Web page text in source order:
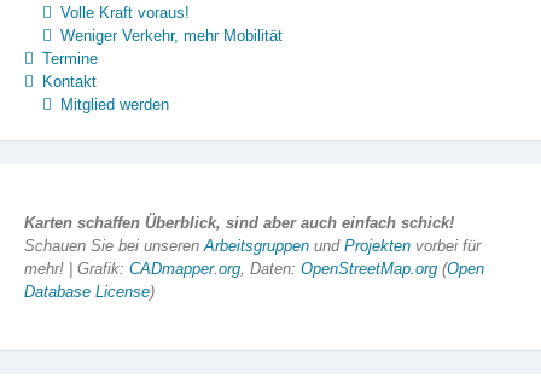
Volle Kraft voraus!
Weniger Verkehr, mehr Mobilität
Termine
Kontakt
Mitglied werden
Karten schaffen Überblick, sind aber auch einfach schick!
Schauen Sie bei unseren Arbeitsgruppenund Projektenvorbei für
mehr! | Grafik: CADmapper.org, Daten: OpenStreetMap.org(Open
Database License)